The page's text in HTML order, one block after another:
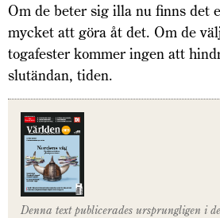
Om de beter sig illa nu finns det
mycket att göra åt det. Om de
togafester kommer ingen att
slutändan, tiden.
Denna text publicerades ursprungligen i